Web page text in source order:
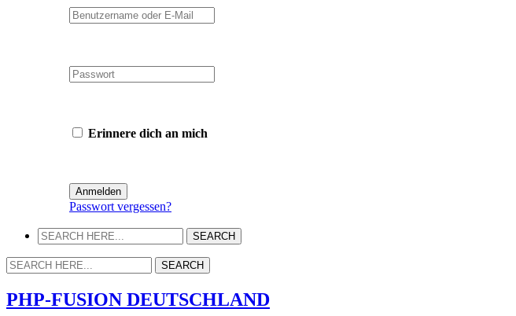
Erinnere dich an mich
Passwort vergessen?
PHP-FUSION DEUTSCHLAND